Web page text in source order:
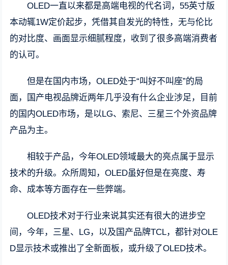
OLED一直以来都是高端电视的代名词，55英寸版
本动辄1W定价起步，凭借其自发光的特性，无与伦比
的对比度、画面显示细腻程度，收到了很多高端消费者
的认可。
但是在国内市场，OLED处于“叫好不叫座”的局
面，国产电视品牌近两年几乎没有什么企业涉足，目前
的国内OLED市场，是以LG、索尼、三星三个外资品牌
产品为主。
相较于产品，今年OLED领域最大的亮点属于显示
技术的升级。众所周知，OLED虽好但是在亮度、寿
命、成本等方面存在一些弊端。
OLED技术对于行业来说其实还有很大的进步空
间，今年，三星、LG，以及国产品牌TCL，都针对OLE
D显示技术或推出了全新面板，或升级了OLED技术。